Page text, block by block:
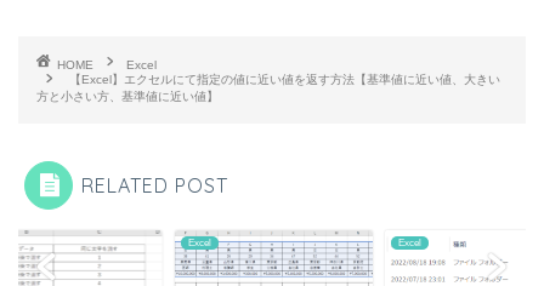
HOME
Excel
【Excel】エクセルにて指定の値に近い値を返す方法【基準値に近い値、大きい
方と小さい方、基準値に近い値】
RELATED POST
Excel Excel